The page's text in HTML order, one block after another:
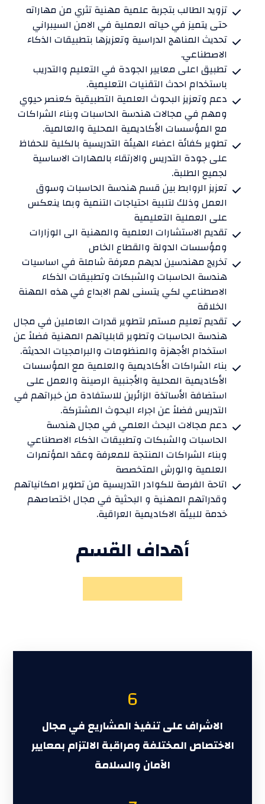
تزويد الطالب بتجربة علمية مهنية تثري من مهاراته
حتى يتميز في حياته العملية في الامن السيبراني
تحديث المناهج الدراسية وتعزيزها بتطبيقات الذكاء
الاصطناعي.
تطبيق اعلى معايير الجودة في التعليم والتدريب
باستخدام احدث التقنيات التعليمية.
دعم وتعزيز البحوث العلمية التطبيقية كعنصر حيوي
ومهم في مجالات هندسة الحاسبات وبناء الشراكات
مع المؤسسات الأكاديمية المحلية والعالمية.
تطوير كفائة اعضاء الهيئة التدريسية بالكلية للحفاظ
على جودة التدريس والارتقاء بالمهارات الاساسية
لجميع الطلبة.
تعزيز الروابط بين قسم هندسة الحاسبات وسوق
العمل وذلك لتلبية احتياجات التنمية وبما ينعكس
على العملية التعليمية
تقديم الاستشارات العلمية والمهنية الى الوزارات
ومؤسسات الدولة والقطاع الخاص
تخريج مهندسين لديهم معرفة شاملة في اساسيات
هندسة الحاسبات والشبكات وتطبيقات الذكاء
الاصطناعي لكي يتسنى لهم الابداع في هذه المهنة
الخلاقة
تقديم تعليم مستمر لتطوير قدرات العاملين في مجال
هندسة الحاسبات وتطوير قابلياتهم المهنية فضلاً عن
استخدام الأجهزة والمنظومات والبرامجيات الحديثة.
بناء الشراكات الأكاديمية والعلمية مع المؤسسات
الأكاديمية المحلية والأجنبية الرصينة والعمل على
استضافة الأساتذة الزائرين للاستفادة من خبراتهم في
التدريس فضلاً عن اجراء البحوث المشتركة.
دعم مجالات البحث العلمي في مجال هندسة
الحاسبات والشبكات وتطبيقات الذكاء الاصطناعي
وبناء الشراكات المنتجة للمعرفة وعقد المؤتمرات
العلمية والورش المتخصصة
اتاحة الفرصة للكوادر التدريسية من تطوير امكانياتهم
وقدراتهم المهنية و البحثية في مجال اختصاصهم
خدمة للبيئة الاكاديمية العراقية.
أهدافالقسم
6
الاشراف على تنفيذ المشاريع في مجال
الاختصاص المختلفة ومراقبة الالتزام بمعايير
الآمان والسلامة